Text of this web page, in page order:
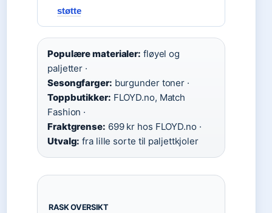
støtte
Populære materialer: fløyel og
paljetter ·
Sesongfarger: burgunder toner ·
Toppbutikker: FLOYD.no, Match
Fashion ·
Fraktgrense: 699 kr hos FLOYD.no ·
Utvalg: fra lille sorte til paljettkjoler
RASK OVERSIKT